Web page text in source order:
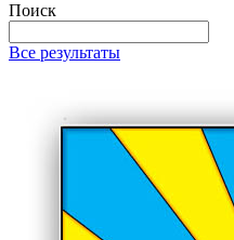
Поиск
Все результаты